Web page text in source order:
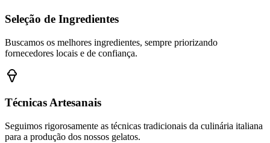
Seleção de Ingredientes
Buscamos os melhores ingredientes, sempre priorizando
fornecedores locais e de confiança.
Técnicas Artesanais
Seguimos rigorosamente as técnicas tradicionais da culinária italiana
para a produção dos nossos gelatos.